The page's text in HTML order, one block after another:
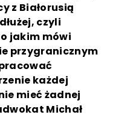
z Białorusią
czyli
jakim mówi
przygranicznym
każdej
mieć żadnej
Michał